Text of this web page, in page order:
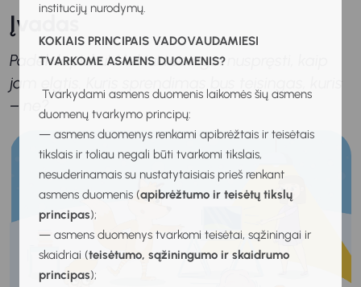
institucijų nurodymų.
KOKIAIS PRINCIPAIS VADOVAUDAMIESI
TVARKOME ASMENS DUOMENIS?
Tvarkydami asmens duomenis laikomės šių asmens
duomenų tvarkymo principų:
— asmens duomenys renkami apibrėžtais ir teisėtais
tikslais ir toliau negali būti tvarkomi tikslais,
nesuderinamais su nustatytaisiais prieš renkant
asmens duomenis (apibrėžtumo ir teisėtų tikslų
principas);
— asmens duomenys tvarkomi teisėtai, sąžiningai ir
skaidriai (teisėtumo, sąžiningumo ir skaidrumo
principas);
Įvadas
Padėk lapiukui Mukiui teisingai nuspręsti, kaip
jam elgtis. Kuris sprendimas bus teisingas, kuris
– ne?